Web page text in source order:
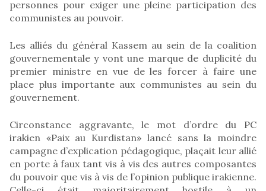
personnes pour exiger une pleine participation des
communistes au pouvoir.
Les alliés du général Kassem au sein de la coalition
gouvernementale y vont une marque de duplicité du
premier ministre en vue de les forcer à faire une
place plus importante aux communistes au sein du
gouvernement.
Circonstance aggravante, le mot d’ordre du PC
irakien «Paix au Kurdistan» lancé sans la moindre
campagne d’explication pédagogique, plaçait leur allié
en porte à faux tant vis à vis des autres composantes
du pouvoir que vis à vis de l’opinion publique irakienne.